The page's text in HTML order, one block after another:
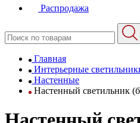
Распродажа
Главная
Интерьерные
Настенные
Настенный светильник